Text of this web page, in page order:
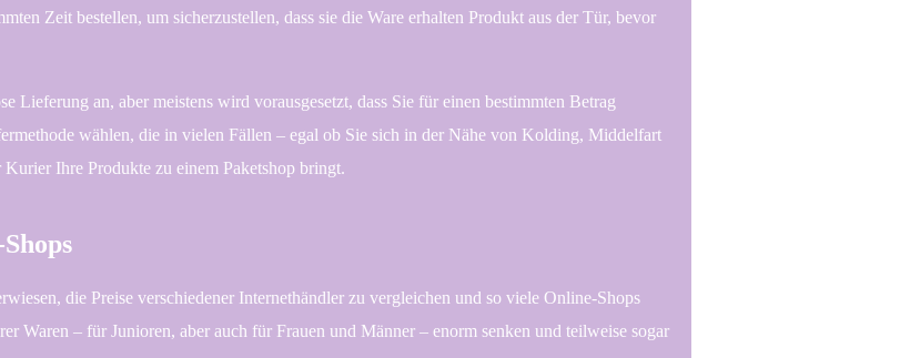
Zeit bestellen, um sicherzustellen, dass sie die Ware erhalten Produkt aus der Tür, bevor
Lieferung an, aber meistens wird vorausgesetzt, dass Sie für einen bestimmten Betrag
wählen, die in vielen Fällen – egal ob Sie sich in der Nähe von Kolding, Middelfart
Ihre Produkte zu einem Paketshop bringt.
die Preise verschiedener Internethändler zu vergleichen und so viele Online-Shops
Waren – für Junioren, aber auch für Frauen und Männer – enorm senken und teilweise sogar